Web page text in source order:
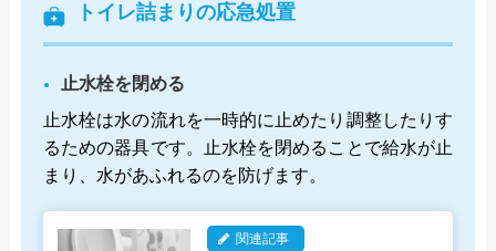
トイレ詰まりの応急処置
止水栓を閉める
止水栓は水の流れを一時的に止めたり調整したりす
るための器具です。止水栓を閉めることで給水が止
まり、水があふれるのを防げます。
関連記事